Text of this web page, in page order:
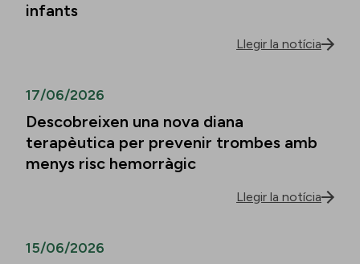
infants
Llegir la notícia
17/06/2026
Descobreixen una nova diana
terapèutica per prevenir trombes amb
menys risc hemorràgic
Llegir la notícia
15/06/2026